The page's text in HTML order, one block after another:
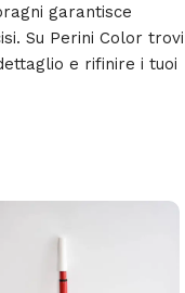
garantisce
Su Perini Color trovi
e rifinire i tuoi